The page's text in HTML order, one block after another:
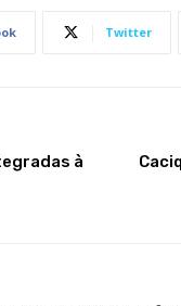
Twitter
à